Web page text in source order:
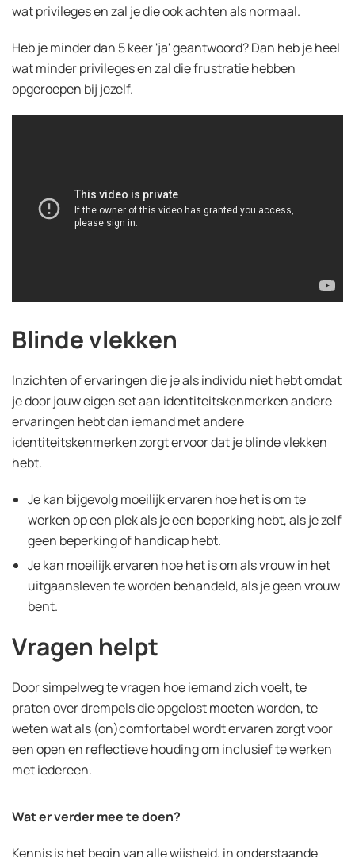
wat privileges en zal je die ook achten als normaal.
Heb je minder dan 5 keer 'ja' geantwoord? Dan heb je heel
wat minder privileges en zal die frustratie hebben
opgeroepen bij jezelf.
Blinde vlekken
Inzichten of ervaringen die je als individu niet hebt omdat
je door jouw eigen set aan identiteitskenmerken andere
ervaringen hebt dan iemand met andere
identiteitskenmerken zorgt ervoor dat je blinde vlekken
hebt.
Je kan bijgevolg moeilijk ervaren hoe het is om te
werken op een plek als je een beperking hebt, als je zelf
geen beperking of handicap hebt.
Je kan moeilijk ervaren hoe het is om als vrouw in het
uitgaansleven te worden behandeld, als je geen vrouw
bent.
Vragen helpt
Door simpelweg te vragen hoe iemand zich voelt, te
praten over drempels die opgelost moeten worden, te
weten wat als (on)comfortabel wordt ervaren zorgt voor
een open en reflectieve houding om inclusief te werken
met iedereen.
Wat er verder mee te doen?
Kennis is het begin van alle wijsheid. in onderstaande